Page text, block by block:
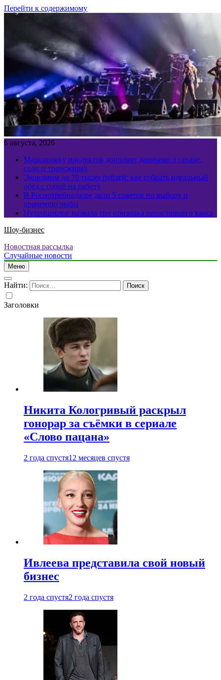
Перейти к содержимому
6 августа, 2026
Маркировку продуктов дополнят данными о сахаре,
соли и трансжирах
Экономим до 70 тысяч рублей: как собрать идеальный
обед с собой на работу
В Роспотребнадзоре дали 5 советов по выбору и
хранению рыбы
Нутрициолог назвала три признака ненастоящего кваса
Шоу-бизнес
Новостная рассылка
Случайные новости
Меню
Найти:
Заголовки
Никита Кологривый раскрыл
гонорар за съёмки в сериале
«Слово пацана»
2 года спустя12 месяцев спустя
Ивлеева представила свой новый
бизнес
2 года спустя2 года спустя